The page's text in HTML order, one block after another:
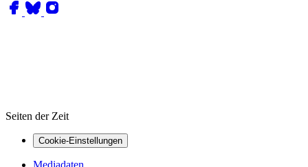
Seiten der Zeit
Cookie-Einstellungen